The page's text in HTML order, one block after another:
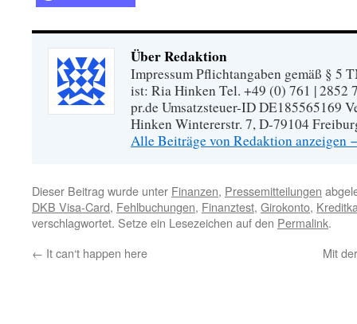
Über Redaktion
Impressum Pflichtangaben gemäß § 5
ist: Ria Hinken Tel. +49 (0) 761 | 2852
pr.de Umsatzsteuer-ID DE185565169
Hinken Wintererstr. 7, D-79104
Alle Beiträge von Redaktion anzeigen
Dieser Beitrag wurde unter Finanzen, Pressemitteilungen
DKB Visa-Card, Fehlbuchungen, Finanztest, Girokonto,
verschlagwortet. Setze ein Lesezeichen auf den Permalink.
← It can‘t happen here Mit